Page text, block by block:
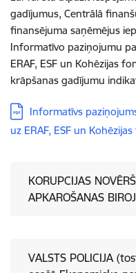
gadījumus, Centrālā
finansējuma saņēmējus
Informatīvo paziņojumu
ERAF, ESF un Kohēzijas
krāpšanas gadījumu
Lejupielādēt:
Informatīvs
uz ERAF, ESF un
KORUPCIJAS
APKAROŠANAS
VALSTS POLICIJA